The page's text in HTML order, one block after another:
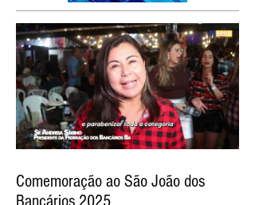
Comemoração ao São João dos